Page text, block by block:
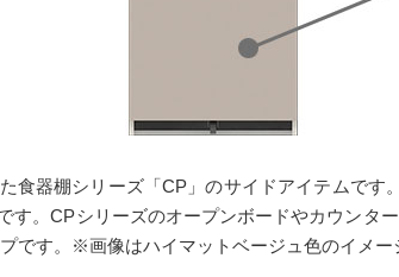
食器棚シリーズ「CP」のサイドアイテムで
す。CPシリーズのオープンボードやカウンタ
です。※画像はハイマットベージュ色のイメー